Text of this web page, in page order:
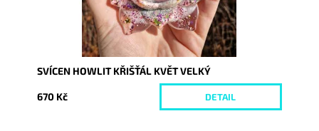
SVÍCEN HOWLIT KŘIŠŤÁL KVĚT VELKÝ
670 Kč DETAIL